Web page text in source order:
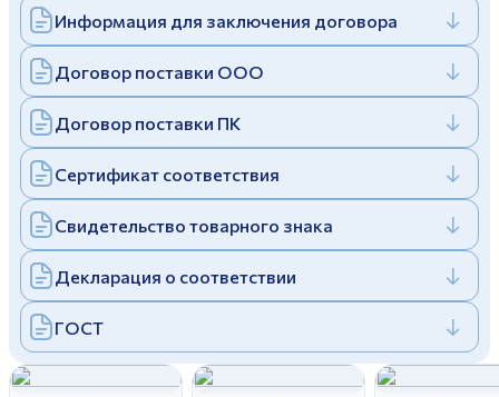
Отправить
Заполняя и отправляя форму, вы соглашаетесь
cполитикой конфиденциальности
Заполняя и отправляя форму, вы соглашаетесь
cполитикой конфиденциальности
Дулевский фарфоровый завод ©
Политика конфиденциальности
Информация для заключения договора
Договор поставки ООО
Договор поставки ПК
Сертификат соответствия
Свидетельство товарного знака
Декларация о соответствии
ГОСТ